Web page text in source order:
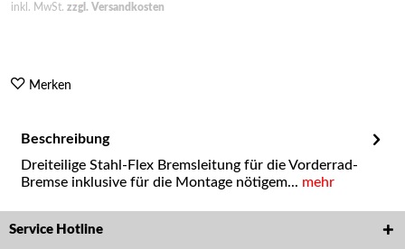
inkl. MwSt. zzgl. Versandkosten
Merken
Beschreibung
Dreiteilige Stahl-Flex Bremsleitung für die Vorderrad-
Bremse inklusive für die Montage nötigem... mehr
Service Hotline